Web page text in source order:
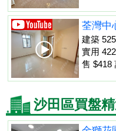
荃灣中
建築
實用
售 $418
沙田區買盤